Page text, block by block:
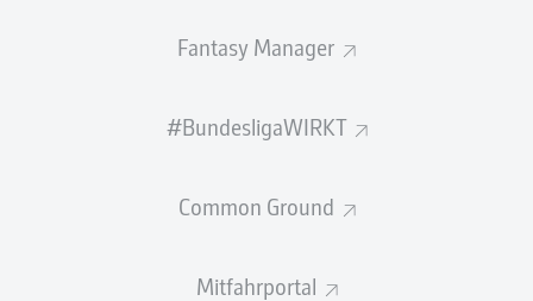
Fantasy Manager
#BundesligaWIRKT
Common Ground
Mitfahrportal
VERTEIDIGUNG